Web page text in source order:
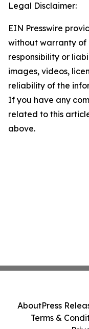
Legal Disclaimer:
EIN Presswire
without warranty of
responsibility or
images, videos,
reliability of the
If you have any
related to this
above.
AboutPress
Terms &